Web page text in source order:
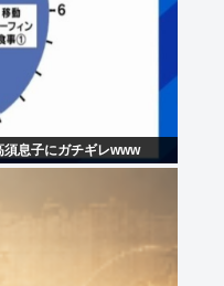
息子にガチギレwww